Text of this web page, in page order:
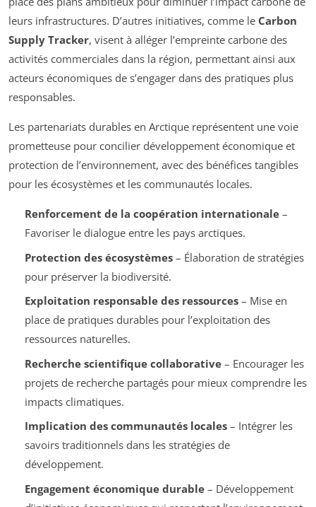
leurs infrastructures. D’autres initiatives, comme le Carbon
Supply Tracker, visent à alléger l’empreinte carbone des
activités commerciales dans la région, permettant ainsi aux
acteurs économiques de s’engager dans des pratiques plus
responsables.
Les partenariats durables en Arctique représentent une voie
prometteuse pour concilier développement économique et
protection de l’environnement, avec des bénéfices tangibles
pour les écosystèmes et les communautés locales.
Renforcement de la coopération internationale–
Favoriser le dialogue entre les pays arctiques.
Protection des écosystèmes– Élaboration de stratégies
pour préserver la biodiversité.
Exploitation responsable des ressources– Mise en
place de pratiques durables pour l’exploitation des
ressources naturelles.
Recherche scientifique collaborative– Encourager les
projets de recherche partagés pour mieux comprendre les
impacts climatiques.
Implication des communautés locales– Intégrer les
savoirs traditionnels dans les stratégies de
développement.
Engagement économique durable– Développement